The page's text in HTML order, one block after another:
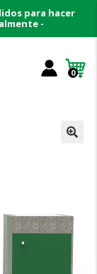
para hacer
-
0